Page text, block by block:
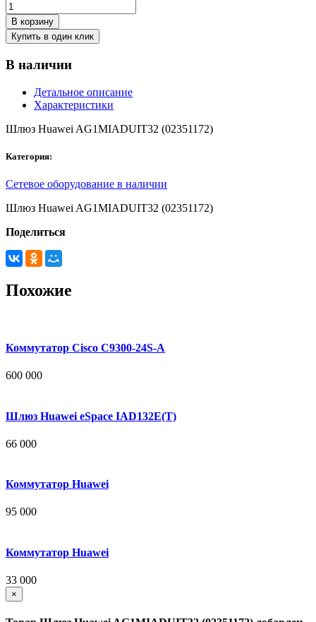
В корзину
Купить в один клик
В наличии
Детальное описание
Характеристики
Шлюз Huawei AG1MIADUIT32 (02351172)
Категория:
Сетевое оборудование в наличии
Шлюз Huawei AG1MIADUIT32 (02351172)
Поделиться
Похожие
Коммутатор Cisco C9300-24S-A
600 000
Шлюз Huawei eSpace IAD132E(T)
66 000
Коммутатор Huawei
95 000
Коммутатор Huawei
33 000
×